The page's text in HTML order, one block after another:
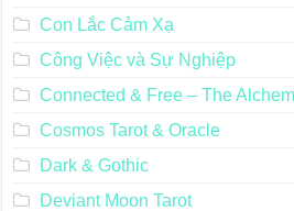
Con Lắc Cảm Xạ
Công Việc và Sự Nghiệp
Connected & Free – The
Cosmos Tarot & Oracle
Dark & Gothic
Deviant Moon Tarot